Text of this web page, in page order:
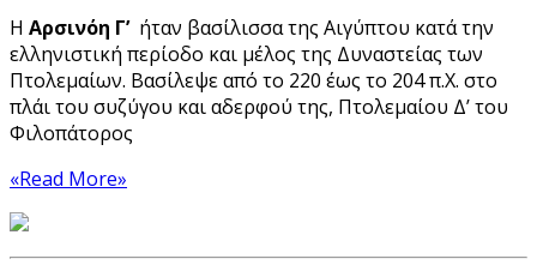
Η Αρσινόη Γ’ήταν βασίλισσα της Αιγύπτου κατά την
ελληνιστική περίοδο και μέλος της Δυναστείας των
Πτολεμαίων. Βασίλεψε από το 220 έως το 204 π.Χ. στο
πλάι του συζύγου και αδερφού της, Πτολεμαίου Δ’ του
Φιλοπάτορος
«Read More»